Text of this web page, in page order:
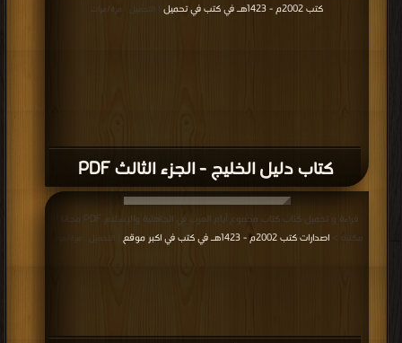
كتاب دليل الخليج - الجزء الثالث PDF
كتب 2002م - 1423هـ في كتب في تحميل
| التحميل : مرة/مرات
قراءة و تحميل كتاب كتاب مجموع أيام العرب في الجاهلية والإسلام PDF مجانا |
مكتبة > اصدارات كتب 2002م - 1423هـ في كتب في اكبر موقع | التحميل : مرة/مرات